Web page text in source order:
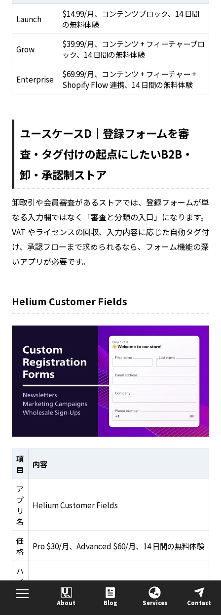
About Blog Services Contact
Launch
$14.99/月、コンテンツブロック、14 日間
の無料体験
Grow
$39.99/月、コンテンツ + フィーチャーブロ
ック、14 日間の無料体験
Enterprise
$69.99/月、コンテンツ + フィーチャー +
Shopify Flow 連携、14 日間の無料体験
ユースケースD｜登録フォームを審
査・タグ付けの起点にしたいB2B・
卸・承認制ストア
卸取引や会員審査があるストアでは、登録フォームが単
なる入力欄ではなく「審査と分類の入口」になります。
VAT やライセンスの回収、入力内容に応じた自動タグ付
け、承認フローまで求められるなら、フォーム機能の深
いアプリが必要です。
Helium Customer Fields
項
目
内容
ア
プ
リ
名
Helium Customer Fields
価
格
Pro $30/月、Advanced $60/月、14 日間の無料体験
ハ
イ
ラ
ドラッグ＆ドロップフォームビルダー、条件付きロ
ジック、顧客自動タグ付け、B2B 対応